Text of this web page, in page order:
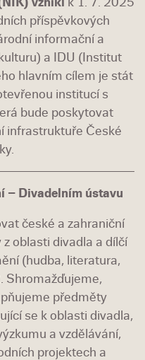
příspěvkových
informační a
a IDU (Institut
hlavním cílem je stát
institucí s
bude poskytovat
infrastruktuře České
– Divadelním ústavu
české a zahraniční
oblasti divadla a dílčí
(hudba, literatura,
Shromažďujeme,
předměty
se k oblasti divadla,
a vzdělávání,
projektech a